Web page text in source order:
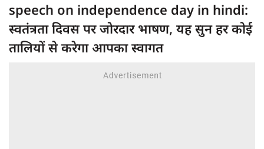
speech on independence day in hindi:
स्वतंत्रता दिवस पर जोरदार भाषण, यह सुन हर कोई
तालियों से करेगा आपका स्वागत